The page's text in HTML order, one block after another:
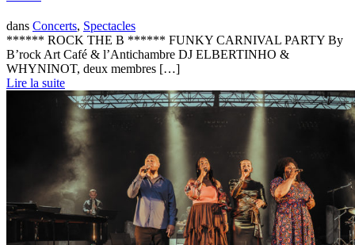
dans Concerts, Spectacles
****** ROCK THE B ****** FUNKY CARNIVAL PARTY By
B’rock Art Café & l’Antichambre DJ ELBERTINHO &
WHYNINOT, deux membres […]
Lire la suite